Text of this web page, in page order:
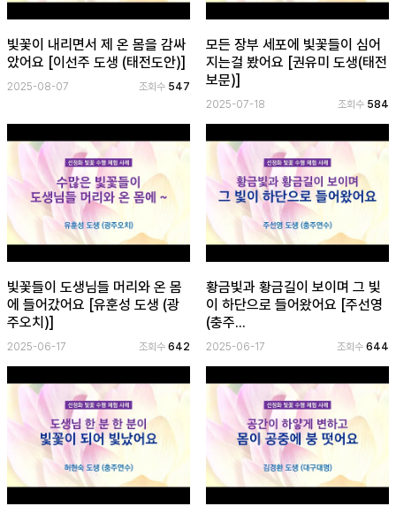
과
게
판
모
아
보
로
그
인
하
기
(current)
빛꽃이 내리면서 제 온 몸을 감싸
았어요 [이선주 도생 (태전도안)]
2025-08-07 조회수 547
모든 장부 세포에 빛꽃들이 심어
지는걸 봤어요 [권유미 도생(태전
보문)]
2025-07-18 조회수 584
빛꽃들이 도생님들 머리와 온 몸
에 들어갔어요 [유훈성 도생 (광
주오치)]
2025-06-17 조회수642
황금빛과 황금길이 보이며 그 빛
이 하단으로 들어왔어요 [주선영
(충주...
2025-06-17 조회수 644